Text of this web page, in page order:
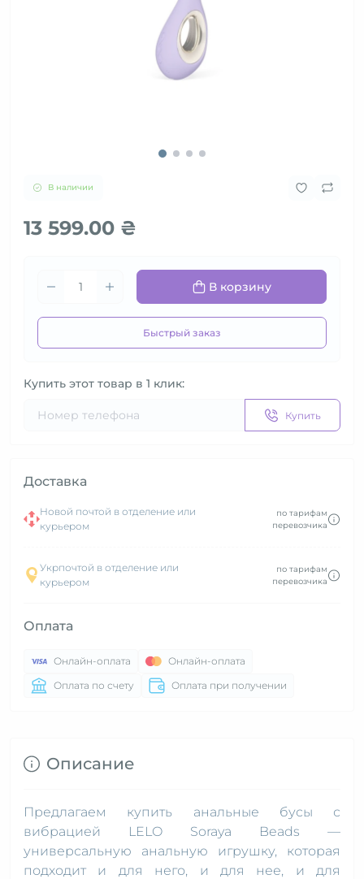
В наличии
13 599.00 ₴
В корзину
Быстрый заказ
Купить этот товар в 1 клик:
Купить
Доставка
Новой почтой в отделение или
курьером
по тарифам
перевозчика
Укрпочтой в отделение или
курьером
по тарифам
перевозчика
Оплата
Онлайн-оплата
Онлайн-оплата
Оплата по счету
Оплата при получении
Описание
Предлагаем купить анальные бусы с
вибрацией LELO Soraya Beads —
универсальную анальную игрушку, которая
подходит и для него, и для нее, и для